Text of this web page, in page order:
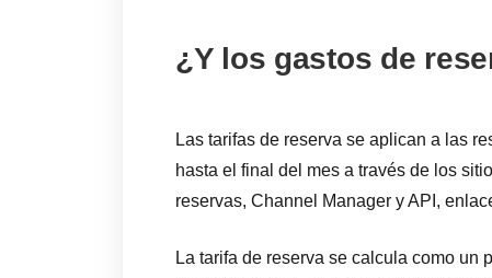
¿Y los gastos de
Las tarifas de reserva se aplican a las
hasta el final del mes a través de los
reservas, Channel Manager y API,
La tarifa de reserva se calcula como un